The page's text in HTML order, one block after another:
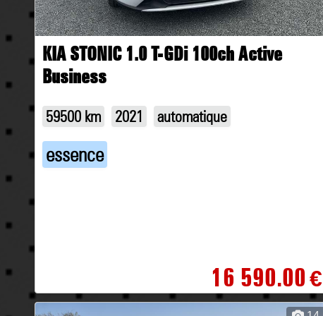
KIA STONIC 1.0 T-GDi 100ch Active
Business
59500 km 2021 automatique
essence
16 590.00€